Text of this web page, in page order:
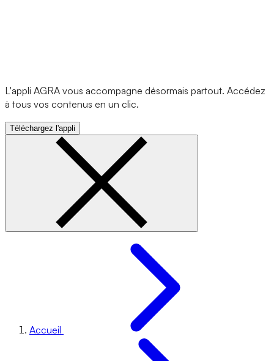
L'appli AGRA vous accompagne désormais partout. Accédez
à tous vos contenus en un clic.
Téléchargez l'appli
Accueil